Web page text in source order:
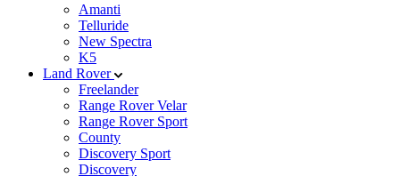
Amanti
Telluride
New Spectra
K5
Land Rover
Freelander
Range Rover Velar
Range Rover Sport
County
Discovery Sport
Discovery